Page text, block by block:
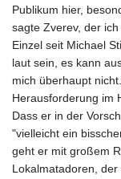
Publikum hier,
sagte Zverev, der
Einzel seit Michael
laut sein, es kann
mich überhaupt
Herausforderung im
Dass er in der
"vielleicht ein
geht er mit großem
Lokalmatadoren,